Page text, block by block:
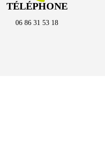
TÉLÉPHONE
06 86 31 53 18